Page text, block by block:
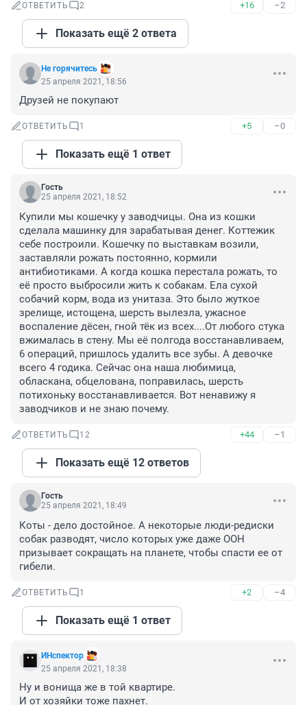
ОТВЕТИТЬ 2 +16 –2
Показать ещё 2 ответа
Не горячитесь
25 апреля 2021, 18:56
Друзей не покупают
ОТВЕТИТЬ 1 +5 –0
Показать ещё 1 ответ
Гость
25 апреля 2021, 18:52
Купили мы кошечку у заводчицы. Она из кошки
сделала машинку для зарабатывая денег. Коттежик
себе построили. Кошечку по выставкам возили,
заставляли рожать постоянно, кормили
антибиотиками. А когда кошка перестала рожать, то
её просто выбросили жить к собакам. Ела сухой
собачий корм, вода из унитаза. Это было жуткое
зрелище, истощена, шерсть вылезла, ужасное
воспаление дёсен, гной тёк из всех....От любого стука
вжималась в стену. Мы её полгода восстанавливаем,
6 операций, пришлось удалить все зубы. А девочке
всего 4 годика. Сейчас она наша любимица,
обласкана, обцелована, поправилась, шерсть
потихоньку восстанавливается. Вот ненавижу я
заводчиков и не знаю почему.
ОТВЕТИТЬ 12 +44 –1
Показать ещё 12 ответов
Гость
25 апреля 2021, 18:49
Коты - дело достойное. А некоторые люди-редиски
собак разводят, число которых уже даже ООН
призывает сокращать на планете, чтобы спасти ее от
гибели.
ОТВЕТИТЬ 1 +2 –4
Показать ещё 1 ответ
ИНспектор
25 апреля 2021, 18:38
Ну и вонища же в той квартире.
И от хозяйки тоже пахнет.